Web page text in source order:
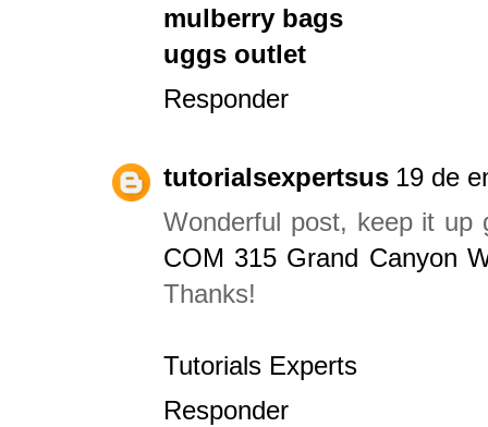
mulberry bags
uggs outlet
Responder
tutorialsexpertsus 19 de
Wonderful post, keep it up
COM 315 Grand Canyon
Thanks!
Tutorials Experts
Responder